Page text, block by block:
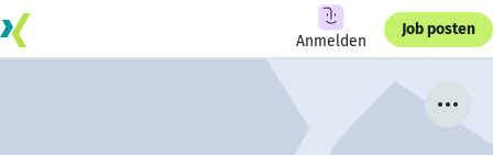
Anmelden
Job posten